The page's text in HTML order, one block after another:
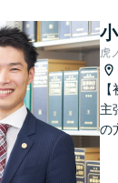
虎
主
の